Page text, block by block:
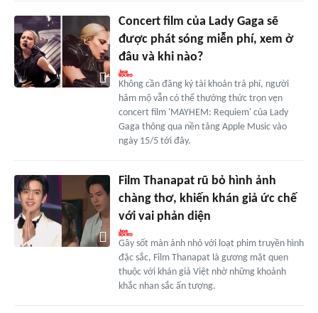
Concert film của Lady Gaga sẽ
được phát sóng miễn phí, xem ở
đâu và khi nào?
Không cần đăng ký tài khoản trả phí, người
hâm mộ vẫn có thể thưởng thức trọn vẹn
concert film 'MAYHEM: Requiem' của Lady
Gaga thông qua nền tảng Apple Music vào
ngày 15/5 tới đây.
Film Thanapat rũ bỏ hình ảnh
chàng thơ, khiến khán giả ức chế
với vai phản diện
Gây sốt màn ảnh nhỏ với loạt phim truyền hình
đặc sắc, Film Thanapat là gương mặt quen
thuộc với khán giả Việt nhờ những khoảnh
khắc nhan sắc ấn tượng.